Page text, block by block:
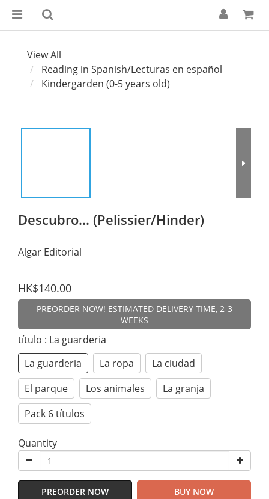
View All
Reading in Spanish/Lecturas en español
Kindergarden (0-5 years old)
Descubro... (Pelissier/Hinder)
Algar Editorial
HK$140.00
PREORDER NOW! ESTIMATED DELIVERY TIME, 2-3
WEEKS
título : La guarderia
La guarderia
La ropa
La ciudad
El parque
Los animales
La granja
Pack 6 títulos
Quantity
PREORDER NOW BUY NOW